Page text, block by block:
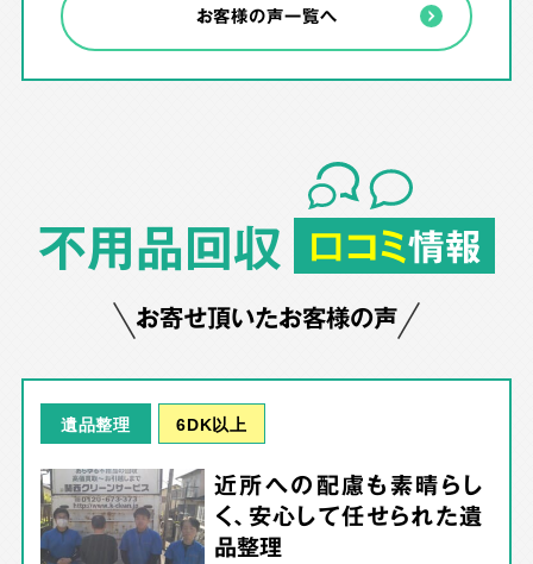
お客様の声一覧へ
不用品回収 口コミ情報
お寄せ頂いたお客様の声
遺品整理 6DK以上
近所への配慮も素晴らし
く、安心して任せられた遺
品整理